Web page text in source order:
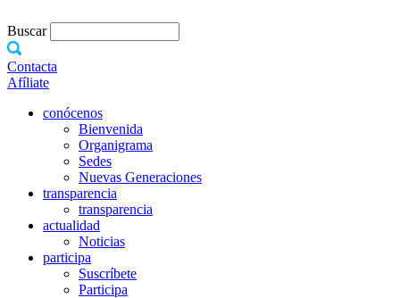
Buscar
Contacta
Afíliate
conócenos
Bienvenida
Organigrama
Sedes
Nuevas Generaciones
transparencia
transparencia
actualidad
Noticias
participa
Suscríbete
Participa